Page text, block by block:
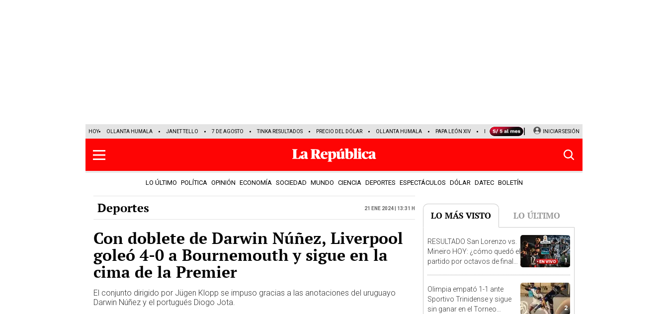
HOY OLLANTA HUMALA JANET TELLO 7 DE AGOSTO TINKA RESULTADOS PRECIO DEL DÓLAR OLLANTA HUMALA PAPA LEÓN XIV NALDY SALDAÑA LA BELLA LUZ
INICIAR SESIÓN
LO ÚLTIMO POLÍTICA OPINIÓN ECONOMÍA SOCIEDAD MUNDO CIENCIA DEPORTES ESPECTÁCULOS DÓLAR DATEC BOLETÍN
Deportes 21 Ene 2024 | 13:31 h
Con doblete de Darwin Núñez, Liverpool
goleó 4-0 a Bournemouth y sigue en la
cima de la Premier
El conjunto dirigido por Jügen Klopp se impuso gracias a las anotaciones del uruguayo
Darwin Núñez y el portugués Diogo Jota.
LO MÁS VISTO LO ÚLTIMO
1
RESULTADO San Lorenzo vs.
Mineiro HOY: ¿cómo quedó el
partido por octavos de final
2
Olimpia empató 1-1 ante
Sportivo Trinidense y sigue
sin ganar en el Torneo